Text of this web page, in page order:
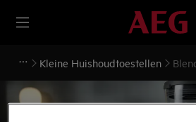
Kleine Huishoudtoestellen